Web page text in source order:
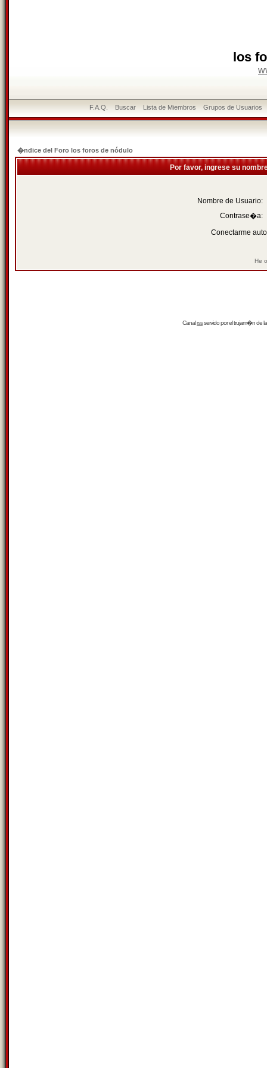
los
F.A.Q. Buscar Lista de Miembros Grupos de Usuarios
�ndice del Foro los foros de nódulo
Por favor, ingrese su
Nombre de Usuario:
Contrase�a:
Conectarme
He
Canalrssservido por eltrujam�nde